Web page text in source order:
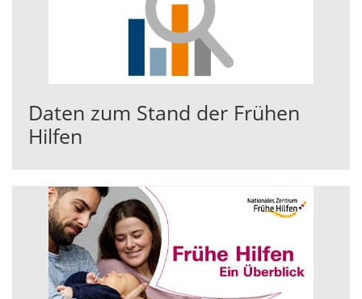
Daten zum Stand der Frühen
Hilfen